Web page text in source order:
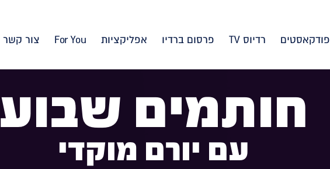
פודקאסטים רדיוס TV פרסום ברדיו אפליקציות For You צור קשר
חותמים שבוע
עם יורם מוקדי